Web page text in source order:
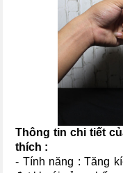
Thông tin chi tiết
thích :
- Tính năng : Tăng